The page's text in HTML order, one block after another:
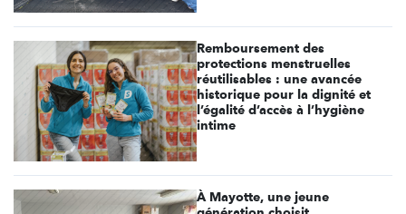
Remboursement des
protections menstruelles
réutilisables : une avancée
historique pour la dignité et
l’égalité d’accès à l’hygiène
intime
À Mayotte, une jeune